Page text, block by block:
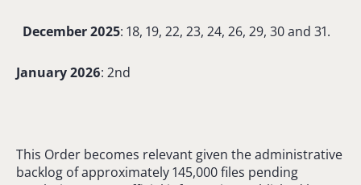
December 2025: 18, 19, 22, 23, 24, 26, 29, 30 and 31.
January 2026: 2nd
This Order becomes relevant given the administrative
backlog of approximately 145,000 files pending